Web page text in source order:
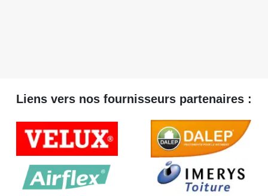
Liens vers nos fournisseurs partenaires :